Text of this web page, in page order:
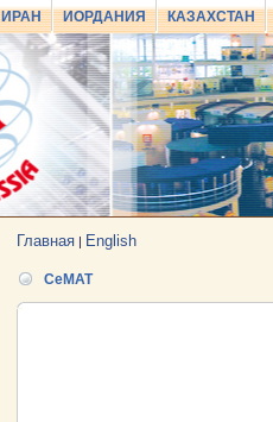
ИРАН ИОРДАНИЯ КАЗАХСТАН
Главная | English
CeMAT